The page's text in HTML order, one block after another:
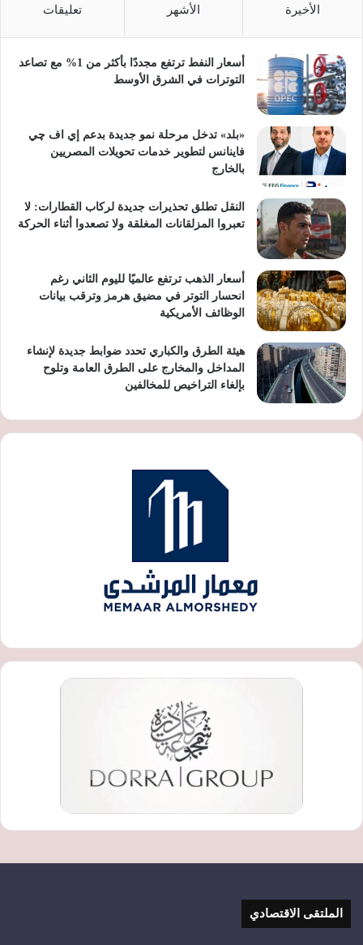
الأخيرة الأشهر تعليقات
أسعار النفط ترتفع مجددًا بأكثر من 1% مع تصاعد
التوترات في الشرق الأوسط
«بلد» تدخل مرحلة نمو جديدة بدعم إي اف چي
فاينانس لتطوير خدمات تحويلات المصريين
بالخارج
النقل تطلق تحذيرات جديدة لركاب القطارات: لا
تعبروا المزلقانات المغلقة ولا تصعدوا أثناء الحركة
أسعار الذهب ترتفع عالميًا لليوم الثاني رغم
انحسار التوتر في مضيق هرمز وترقب بيانات
الوظائف الأمريكية
هيئة الطرق والكباري تحدد ضوابط جديدة لإنشاء
المداخل والمخارج على الطرق العامة وتلوح
بإلغاء التراخيص للمخالفين
الملتقى الاقتصادي